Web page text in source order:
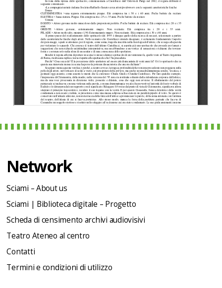
Network
Sciami – About us
Sciami | Biblioteca digitale – Progetto
Scheda di censimento archivi audiovisivi
Teatro Ateneo al centro
Contatti
Termini e condizioni di utilizzo